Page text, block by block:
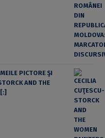
PICTORE ŞI
AND THE